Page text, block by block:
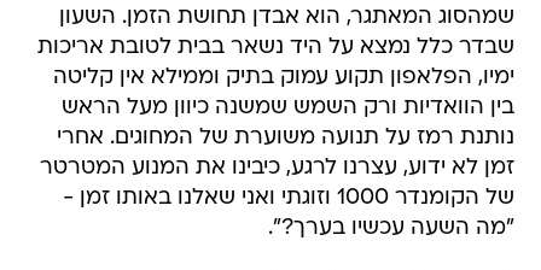
שמהסוג המאתגר, הוא אבדן תחושת הזמן. השעון
שבדר כלל נמצא על היד נשאר בבית לטובת אריכות
ימיו, הפלאפון תקוע עמוק בתיק וממילא אין קליטה
בין הוואדיות ורק השמש שמשנה כיוון מעל הראש
נותנת רמז על תנועה משוערת של המחוגים. אחרי
זמן לא ידוע, עצרנו לרגע, כיבינו את המנוע המטרטר
של הקומנדר 1000 וזוגתי ואני שאלנו באותו זמן -
"מה השעה עכשיו בערך?".